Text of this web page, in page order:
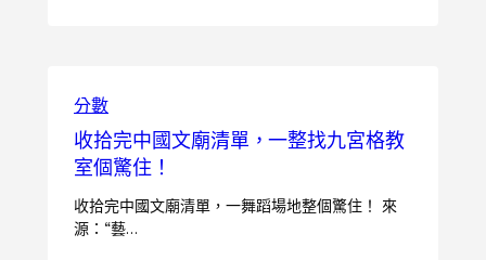
分數
收拾完中國文廟清單，一整找九宮格教
室個驚住！
收拾完中國文廟清單，一舞蹈場地整個驚住！ 來
源：“藝…